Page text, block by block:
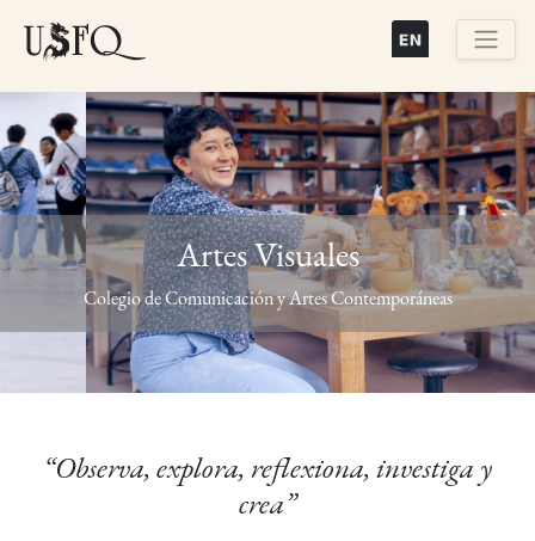
principal
Previous Next
Artes Visuales
Colegio de Comunicación y Artes Contemporáneas
“Observa, explora, reflexiona, investiga y
crea”